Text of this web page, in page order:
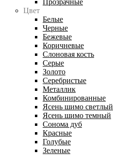
Цвет
Белые
Черные
Бежевые
Коричневые
Слоновая кость
Серые
Золото
Серебристые
Металлик
Комбинированные
Ясень шимо светлый
Ясень шимо темный
Сонома дуб
Красные
Голубые
Зеленые